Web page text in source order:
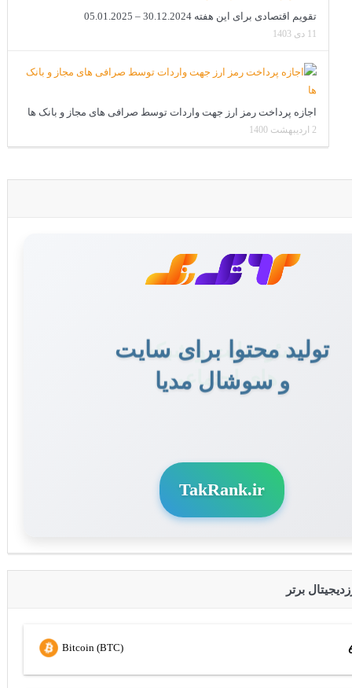
تقویم اقتصادی برای این هفته 30.12.2024 – 05.01.2025
11 دی 1403
اجازه پرداخت رمز ارز جهت واردات توسط صرافی های مجاز و بانک ها
2 اردیبهشت 1400
تولید محتوا برای سایت
و سوشال مدیا
TakRank.ir
Bitcoin (BTC)